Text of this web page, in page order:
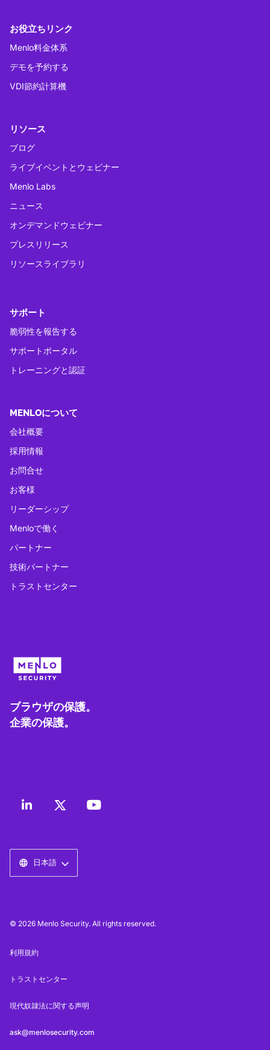
お役立ちリンク
Menlo料金体系
デモを予約する
VDI節約計算機
リソース
ブログ
ライブイベントとウェビナー
Menlo Labs
ニュース
オンデマンドウェビナー
プレスリリース
リソースライブラリ
サポート
脆弱性を報告する
サポートポータル
トレーニングと認証
MENLOについて
会社概要
採用情報
お問合せ
お客様
リーダーシップ
Menloで働く
パートナー
技術パートナー
トラストセンター
ブラウザの保護。
企業の保護。
日本語
© 2026 Menlo Security. All rights reserved.
利用規約
トラストセンター
現代奴隷法に関する声明
ask@menlosecurity.com